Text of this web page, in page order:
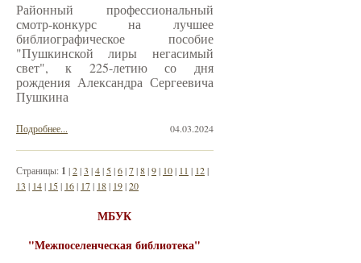
Районный профессиональный
смотр-конкурс на лучшее
библиографическое пособие
"Пушкинской лиры негасимый
свет", к 225-летию со дня
рождения Александра Сергеевича
Пушкина
04.03.2024
Подробнее...
Страницы: 1 |2|3 |4| 5|6|7|8|9| 10| 11 | 12|
13 | 14| 15| 16| 17| 18| 19|20
МБУК
"Межпоселенческая библиотека"